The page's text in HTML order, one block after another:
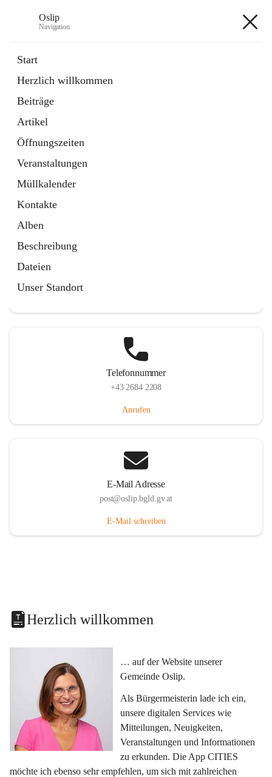
Oslip
Navigation
Start
Herzlich willkommen
Beiträge
Artikel
Öffnungszeiten
Veranstaltungen
Müllkalender
Kontakte
Alben
Beschreibung
Dateien
Unser Standort
Externe Webseite
in
Tab
Bundeskanzleramt Österreich
Externe Webseite
öffnet
in
neuem
Tab
Telefonnummer
+43 2684 2208
Anrufen
E-Mail Adresse
post@oslip.bgld.gv.at
E-Mail schreiben
Herzlich willkommen
… auf der Website unserer
Gemeinde Oslip.
Als Bürgermeisterin lade ich ein,
unsere digitalen Services wie
Mitteilungen, Neuigkeiten,
Veranstaltungen und Informationen
zu erkunden. Die App CITIES
möchte ich ebenso sehr empfehlen, um sich mit zahlreichen